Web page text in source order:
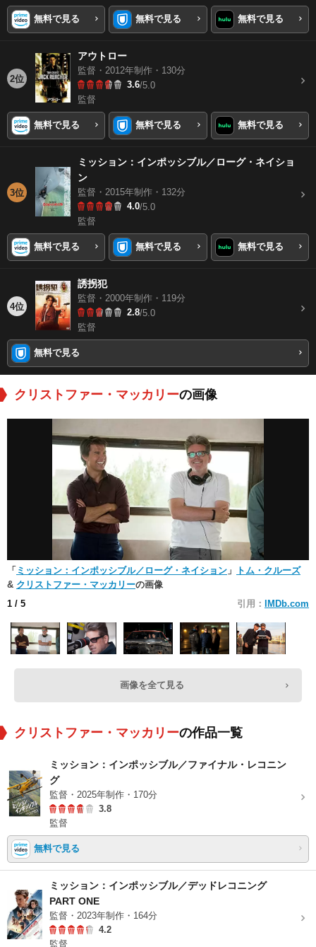
無料で見る 無料で見る 無料で見る
2位
アウトロー
監督・2012年制作・130分
3.6/5.0
監督
無料で見る 無料で見る 無料で見る
3位
ミッション：インポッシブル／ローグ・ネイショ
ン
監督・2015年制作・132分
4.0/5.0
監督
無料で見る 無料で見る 無料で見る
4位
誘拐犯
監督・2000年制作・119分
2.8/5.0
監督
無料で見る
クリストファー・マッカリーの画像
「 ミッション：インポッシブル／ローグ・ネイション 」
トム・クルーズ
& クリストファー・マッカリーの画像
1 / 5 引用： IMDb.com
画像を全て見る
クリストファー・マッカリーの作品一覧
ミッション：インポッシブル／ファイナル・レコニン
グ
監督・2025年制作・170分
3.8
監督
無料で見る
ミッション：インポッシブル／デッドレコニング
PART ONE
監督・2023年制作・164分
4.2
監督